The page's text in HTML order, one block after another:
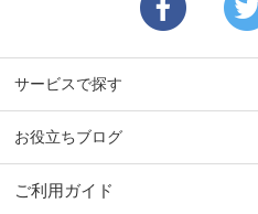
サービスで探す
お役立ちブログ
ご利用ガイド